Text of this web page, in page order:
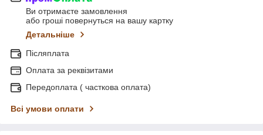
Ви отримаєте замовлення
або гроші повернуться на вашу картку
Детальніше
Післяплата
Оплата за реквізитами
Передоплата ( часткова оплата)
Всі умови оплати